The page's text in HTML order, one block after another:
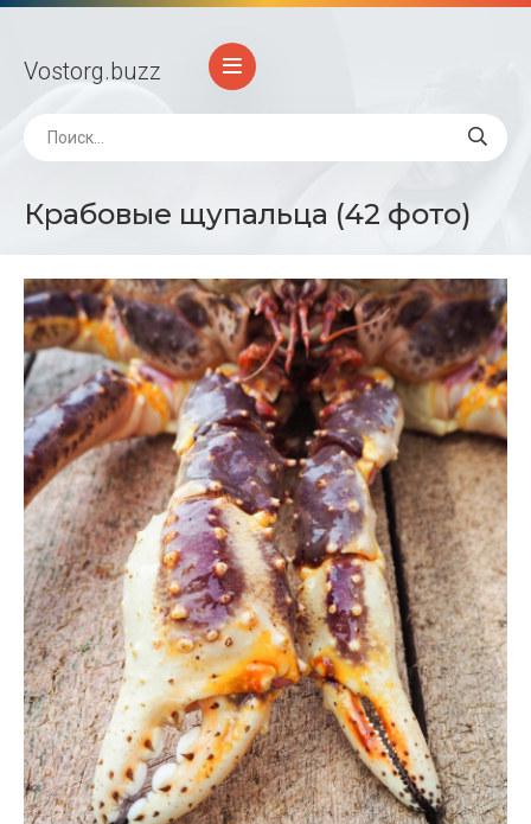
Vostorg.buzz
Крабовые щупальца (42 фото)